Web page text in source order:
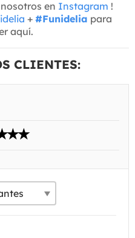
en Instagram !
+ #Funidelia para
aquí.
CLIENTES: